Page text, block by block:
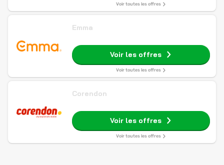
Voir toutes les offres
Emma
Voir les offres
Voir toutes les offres
Corendon
Voir les offres
Voir toutes les offres